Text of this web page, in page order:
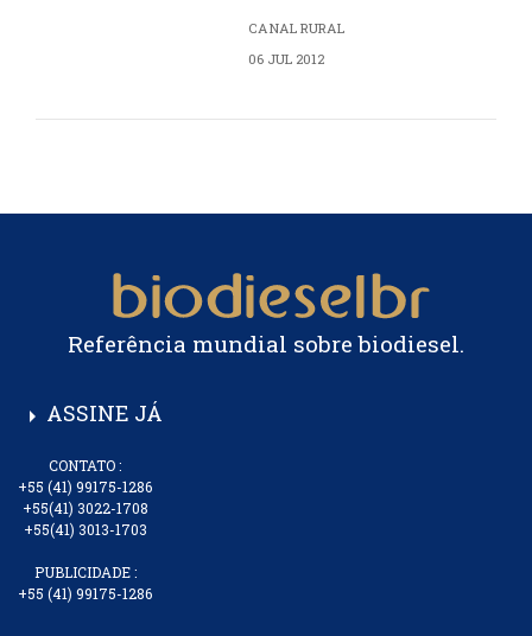
CANAL RURAL
06 JUL 2012
Referência mundial sobre biodiesel.
arrow_right ASSINE JÁ
CONTATO :
+55 (41) 99175-1286
+55(41) 3022-1708
+55(41) 3013-1703
PUBLICIDADE :
+55 (41) 99175-1286